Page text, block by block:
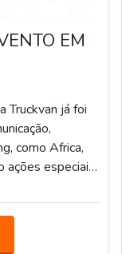
EM
Truckvan já foi
como Africa,
ações especiais
Globo,
teve